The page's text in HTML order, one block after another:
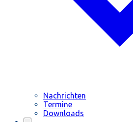
Nachrichten
Termine
Downloads